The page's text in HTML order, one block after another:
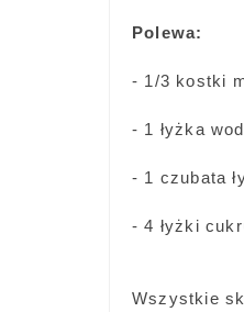
Polewa:
- 1/3 kostki
- 1 łyżka
- 1 czubata
- 4 łyżki
Wszystkie